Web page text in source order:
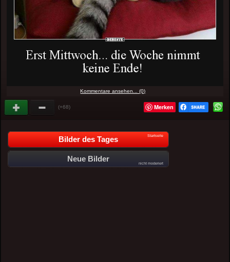
Kommentare ansehen... (0)
(+68) Merken
Bilder des Tages Startseite
Neue Bilder
nicht moderiert